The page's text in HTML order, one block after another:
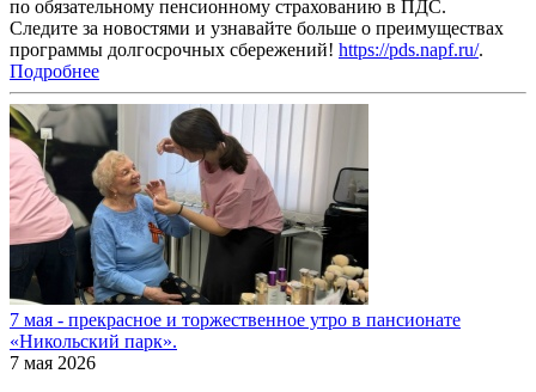
по обязательному пенсионному страхованию в ПДС.
Следите за новостями и узнавайте больше о преимуществах
программы долгосрочных сбережений! https://pds.napf.ru/.
Подробнее
7 мая - прекрасное и торжественное утро в пансионате
«Никольский парк».
7 мая 2026